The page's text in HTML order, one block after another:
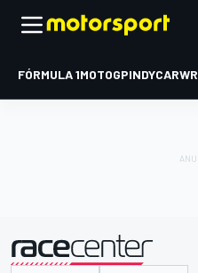
FÓRMULA 1MOTOGPINDYCAR